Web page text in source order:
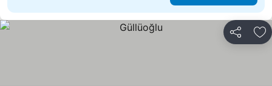
Paylaş